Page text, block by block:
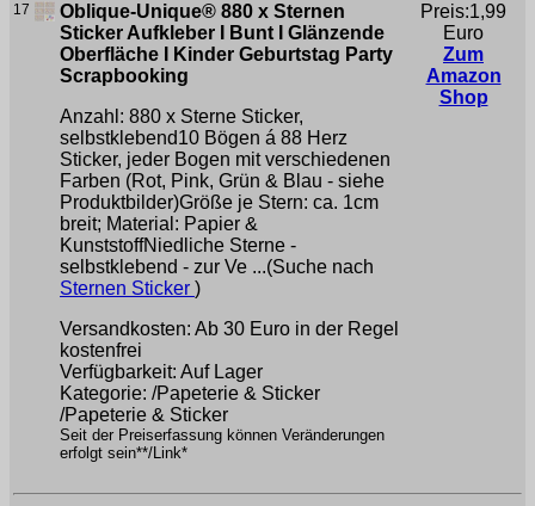
17
Oblique-Unique® 880 x Sternen
Sticker Aufkleber I Bunt I Glänzende
Oberfläche I Kinder Geburtstag Party
Scrapbooking
Anzahl: 880 x Sterne Sticker,
selbstklebend10 Bögen á 88 Herz
Sticker, jeder Bogen mit verschiedenen
Farben (Rot, Pink, Grün & Blau - siehe
Produktbilder)Größe je Stern: ca. 1cm
breit; Material: Papier &
KunststoffNiedliche Sterne -
selbstklebend - zur Ve ...(Suche nach
Sternen Sticker )
Versandkosten: Ab 30 Euro in der Regel
kostenfrei
Verfügbarkeit: Auf Lager
Kategorie: /Papeterie & Sticker
/Papeterie & Sticker
Seit der Preiserfassung können Veränderungen
erfolgt sein**/Link*
Preis:1,99
Euro
Zum
Amazon
Shop